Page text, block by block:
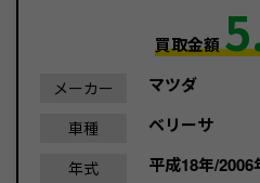
買取金額
メーカー マツダ
車種 ベリーサ
年式 平成18年/2006